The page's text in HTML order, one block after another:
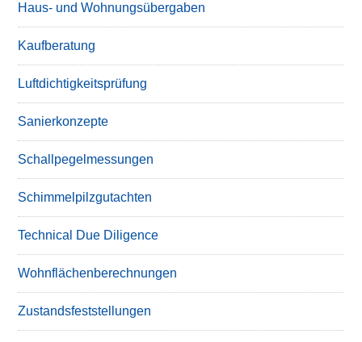
Haus- und Wohnungsübergaben
Kaufberatung
Luftdichtigkeitsprüfung
Sanierkonzepte
Schallpegelmessungen
Schimmelpilzgutachten
Technical Due Diligence
Wohnflächenberechnungen
Zustandsfeststellungen